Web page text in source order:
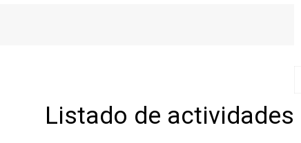
Listado de actividades